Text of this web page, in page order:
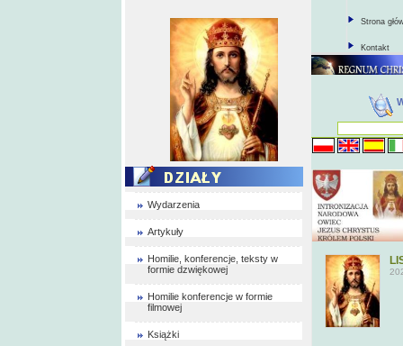
Wydarzenia
Artykuły
Homilie, konferencje, teksty w
formie dzwiękowej
Homilie konferencje w formie
filmowej
Książki
Strona
Kontakt